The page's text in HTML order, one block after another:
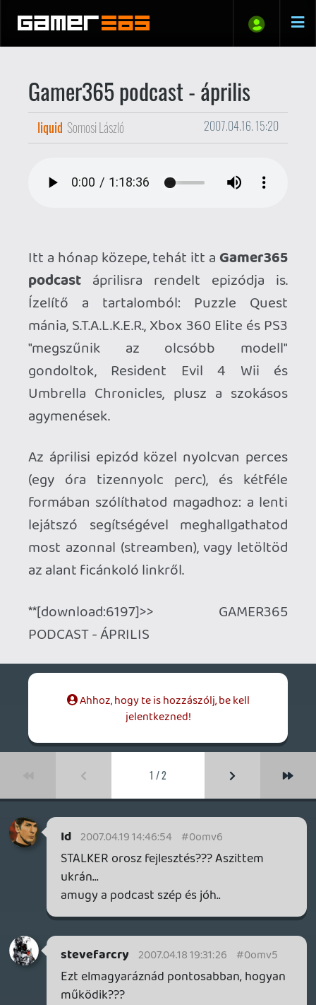
liquid Somosi László 2007.04.16. 15:20
"megszűnik az olcsóbb modell"
gondoltok, Resident Evil 4 Wii és
Umbrella Chronicles, plusz a szokásos
agymenések.
Az áprilisi epizód közel nyolcvan perces
(egy óra tizennyolc perc), és kétféle
formában szólíthatod magadhoz: a lenti
lejátszó segítségével meghallgathatod
most azonnal (streamben), vagy letöltöd
**[download:6197]>> GAMER365
PODCAST - ÁPRILIS
Ahhoz, hogy te is hozzászólj, be kell
jelentkezned!
Id 2007.04.19 14:46:54 #0omv6
ukrán...
2007.04.18 19:31:26 #0omv5
Ezt elmagyaráznád pontosabban, hogyan
működik???
bastard
2007.04.18 10:04:01
bastard 2007.04.18 10:04:01 #0omv4
Egy virtuális számla egy évben kevesebből
ember. Érdemes fontolóra venni, ha
hosszútávon spórolni szeretnél a
játékokkal vagy mással.
stevefarcry 2007.04.18 01:05:31
stevefarcry 2007.04.18 01:05:31 #0omv3
Az a baj, hogy a bankkártyámmal nem
lehet netről rendelni, így csak itthoni
termékeket tudok vásárolni.